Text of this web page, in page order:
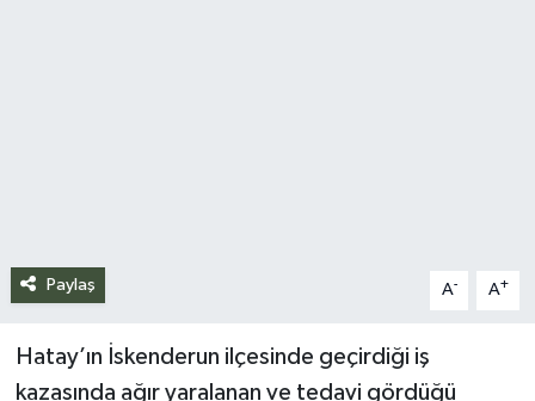
Paylaş A- A+
Hatay’ın İskenderun ilçesinde geçirdiği iş
kazasında ağır yaralanan ve tedavi gördüğü